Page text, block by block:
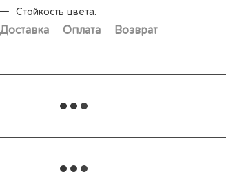
Стойкость цвета.
Доставка Оплата Возврат